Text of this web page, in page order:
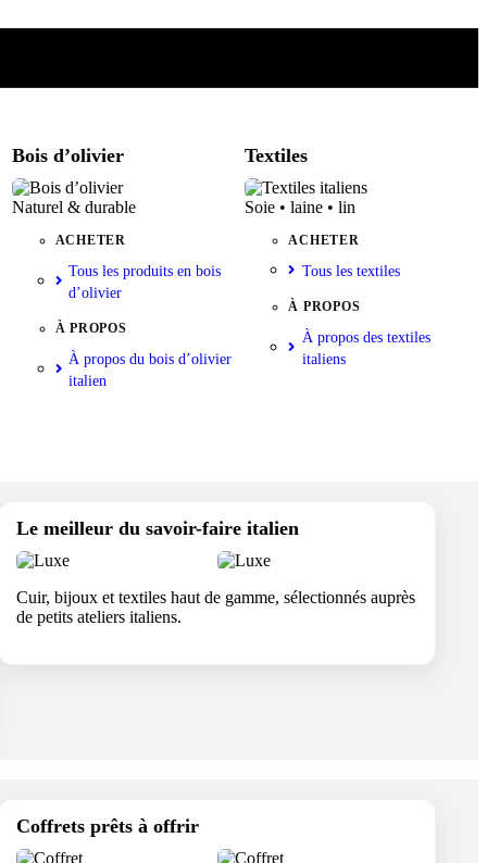
Bois d’olivier
Naturel & durable
ACHETER
Tous les produits en bois
d’olivier
À PROPOS
À propos du bois d’olivier
italien
Textiles
Soie • laine • lin
ACHETER
Tous les textiles
À PROPOS
À propos des textiles
italiens
Le meilleur du savoir-faire italien
Cuir, bijoux et textiles haut de gamme, sélectionnés auprès
de petits ateliers italiens.
Coffrets prêts à offrir